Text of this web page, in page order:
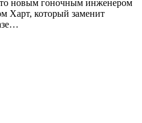
Харт, который заменит